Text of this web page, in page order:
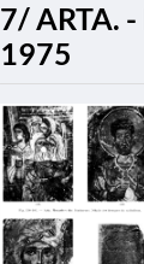
7/ ARTA.
1975